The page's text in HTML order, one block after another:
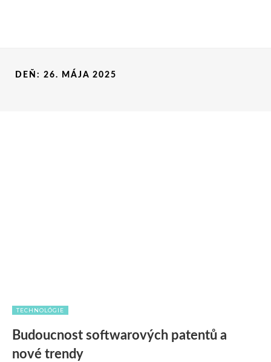
DEŇ: 26. MÁJA 2025
TECHNOLÓGIE
Budoucnost softwarových patentů a
nové trendy